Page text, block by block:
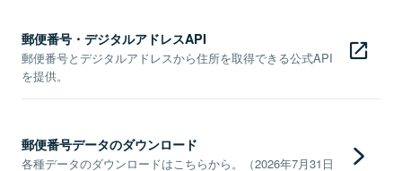
郵便番号・デジタルアドレスAPI
郵便番号とデジタルアドレスから住所を取得できる公式API
を提供。
郵便番号データのダウンロード
各種データのダウンロードはこちらから。（2026年7月31日